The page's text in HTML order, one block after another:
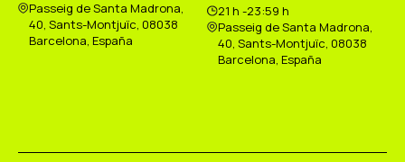
Passeig de Santa Madrona,
40, Sants-Montjuïc, 08038
Barcelona, España
21 h -23:59 h
Passeig de Santa Madrona,
40, Sants-Montjuïc, 08038
Barcelona, España